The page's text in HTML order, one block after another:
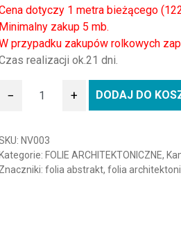
dotyczy 1 metra bieżącego
Minimalny zakup 5 mb.
przypadku zakupów rolkowych
realizacji ok.21 dni.
ilość Folia architektoniczna BENIF
− + DODAJ DO
NV003
Kategorie: FOLIE ARCHITEKTONICZNE,
Znaczniki: folia abstrakt, folia